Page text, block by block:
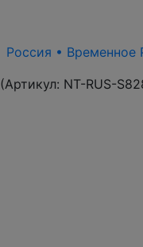
Россия • Временное
(Артикул: NT-RUS-